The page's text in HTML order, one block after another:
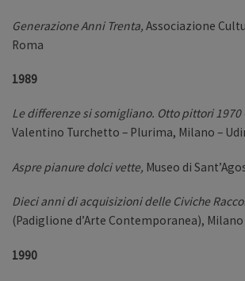
Generazione Anni Trenta, Associazione
Roma
1989
Le differenze si somigliano. Otto pittori 1970
Valentino Turchetto – Plurima, Milano –
Aspre pianure dolci vette, Museo di
Dieci anni di acquisizioni delle Civiche
(Padiglione d’Arte Contemporanea), Milano
1990